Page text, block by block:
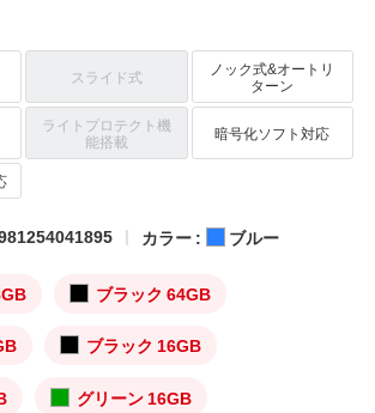
スライド式 ノック式&オートリ
ターン
ライトプロテクト機
能搭載 暗号化ソフト対応
カラー : ブルー
ブラック 64GB
ブラック 16GB
グリーン 16GB